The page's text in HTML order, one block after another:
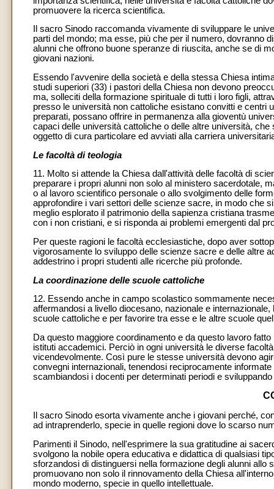
promuovere la ricerca scientifica.
Il sacro Sinodo raccomanda vivamente di sviluppare le
parti del mondo; ma esse, più che per il numero, dovranno
alunni che offrono buone speranze di riuscita, anche se di
giovani nazioni.
Essendo l'avvenire della società e della stessa Chiesa
studi superiori (33) i pastori della Chiesa non devono
ma, solleciti della formazione spirituale di tutti i loro figli,
presso le università non cattoliche esistano convitti e
preparati, possano offrire in permanenza alla gioventù
capaci delle università cattoliche o delle altre università,
oggetto di cura particolare ed avviati alla carriera
Le facoltà di teologia
11. Molto si attende la Chiesa dall'attività delle facoltà di
preparare i propri alunni non solo al ministero sacerdotale,
o al lavoro scientifico personale o allo svolgimento delle
approfondire i vari settori delle scienze sacre, in modo che
meglio esplorato il patrimonio della sapienza cristiana
con i non cristiani, e si risponda ai problemi emergenti dal
Per queste ragioni le facoltà ecclesiastiche, dopo aver
vigorosamente lo sviluppo delle scienze sacre e delle altre
addestrino i propri studenti alle ricerche più profonde.
La coordinazione delle scuole cattoliche
12. Essendo anche in campo scolastico sommamente
affermandosi a livello diocesano, nazionale e
scuole cattoliche e per favorire tra esse e le altre scuole
Da questo maggiore coordinamento e da questo lavoro
istituti accademici. Perciò in ogni università le diverse
vicendevolmente. Così pure le stesse università devono
convegni internazionali, tenendosi reciprocamente
scambiandosi i docenti per determinati periodi e
Il sacro Sinodo esorta vivamente anche i giovani perché,
ad intraprenderlo, specie in quelle regioni dove lo scarso
Parimenti il Sinodo, nell'esprimere la sua gratitudine ai
svolgono la nobile opera educativa e didattica di qualsiasi
sforzandosi di distinguersi nella formazione degli alunni
promuovano non solo il rinnovamento della Chiesa
mondo moderno, specie in quello intellettuale.